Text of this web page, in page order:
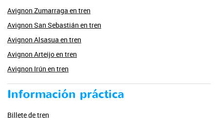
Avignon Zumarraga en tren
Avignon San Sebastián en tren
Avignon Alsasua en tren
Avignon Arteijo en tren
Avignon Irún en tren
Información práctica
Billete de tren